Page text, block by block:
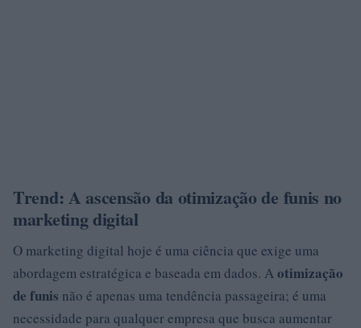
Trend: A ascensão da otimização de funis no
marketing digital
O marketing digital hoje é uma ciência que exige uma
abordagem estratégica e baseada em dados. Aotimização
de funis não é apenas uma tendência passageira; é uma
necessidade para qualquer empresa que busca aumentar